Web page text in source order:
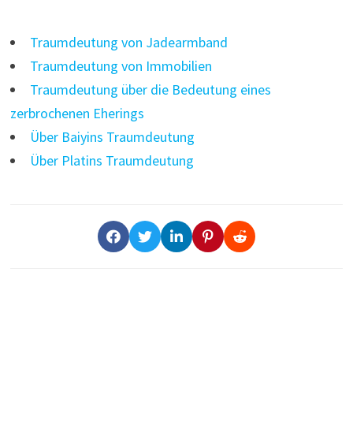
Traumdeutung von Jadearmband
Traumdeutung von Immobilien
Traumdeutung über die Bedeutung eines
zerbrochenen Eherings
Über Baiyins Traumdeutung
Über Platins Traumdeutung